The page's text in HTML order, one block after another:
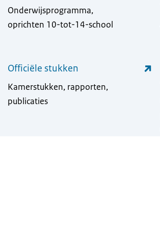
Onderwijsprogramma,
oprichten 10-tot-14-school
Officiële stukken
Kamerstukken, rapporten,
publicaties